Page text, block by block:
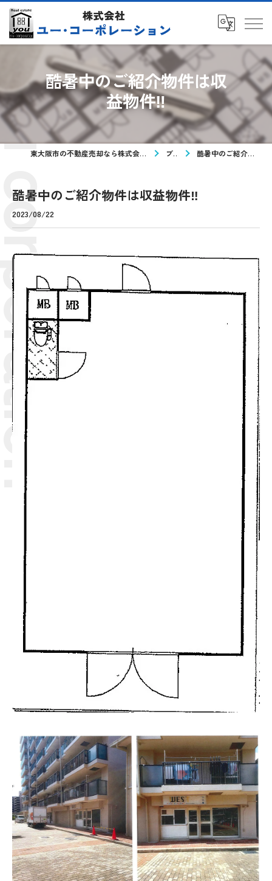
酷暑中のご紹介物件は収
益物件‼
東大阪市の不動産売却なら株式会社ユー・コーポレーション ブログ 酷暑中のご紹介物件は収益物件‼
酷暑中のご紹介物件は収益物件‼
2023/08/22